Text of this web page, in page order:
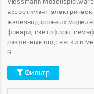
Viessmann
ассортимент
железнодорожных
фонари, светофоры,
различные подсветки и
G
Фильтр